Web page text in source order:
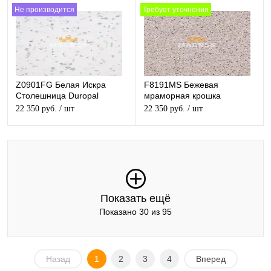
Не производится
Z0901FG Белая Искра
Столешница Duropal
матовая
22 350 руб. / шт
Требует уточнения
F8191MS Бежевая
мраморная крошка
Столешница Duropal
22 350 руб. / шт
Показать ещё
Показано 30 из 95
Назад 1 2 3 4 Вперед